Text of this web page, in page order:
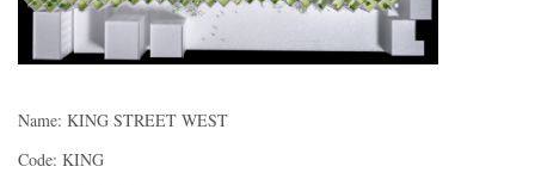
Name: KING STREET WEST
Code: KING